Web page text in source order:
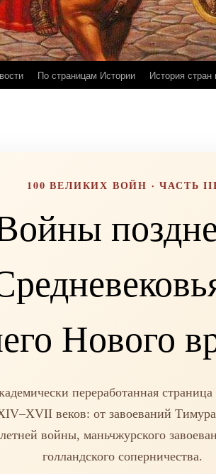
По страницам Истории История стран
100 ВЕЛИКИХ ВОЙН · ЧАСТЬ III
Нового
переработанная
веков: от завоеваний
войны, маньчжурского
голландского соперничества.